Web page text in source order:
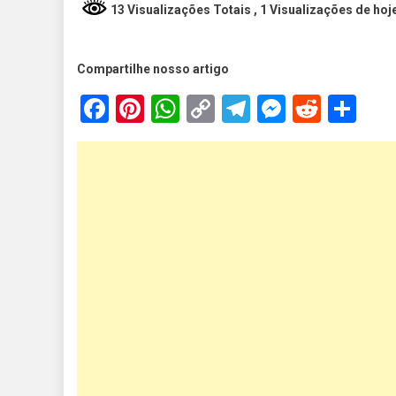
13 Visualizações Totais , 1 Visualizações de
Compartilhe nosso artigo
Facebook
Pinterest
WhatsApp
Copy
Link
TelegramReddit